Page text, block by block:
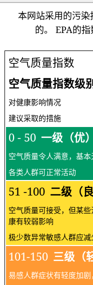
本网站采用的污
的。 EPA的
空气质量指数
空气质量指数级
对健康影响情况
建议采取的措施
0 - 50 一级（优）
空气质量令人满意，基
各类人群可正常活动
51 -100 二级（良
空气质量可接受，但某
康有较弱影响
极少数异常敏感人群应
101-150 三级（
易感人群症状有轻度加